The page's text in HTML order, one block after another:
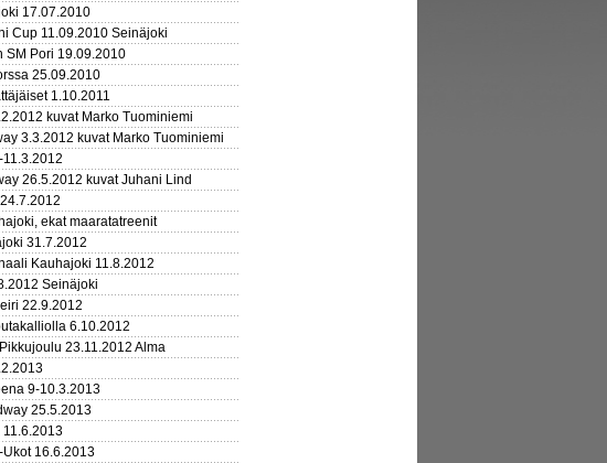
17.07.2010
Cup 11.09.2010 Seinäjoki
SM Pori 19.09.2010
25.09.2010
1.10.2011
kuvat Marko Tuominiemi
3.3.2012 kuvat Marko Tuominiemi
11.3.2012
26.5.2012 kuvat Juhani Lind
ekat maaratatreenit
31.7.2012
Kauhajoki 11.8.2012
Seinäjoki
22.9.2012
6.10.2012
23.11.2012 Alma
9-10.3.2013
25.5.2013
11.6.2013
16.6.2013